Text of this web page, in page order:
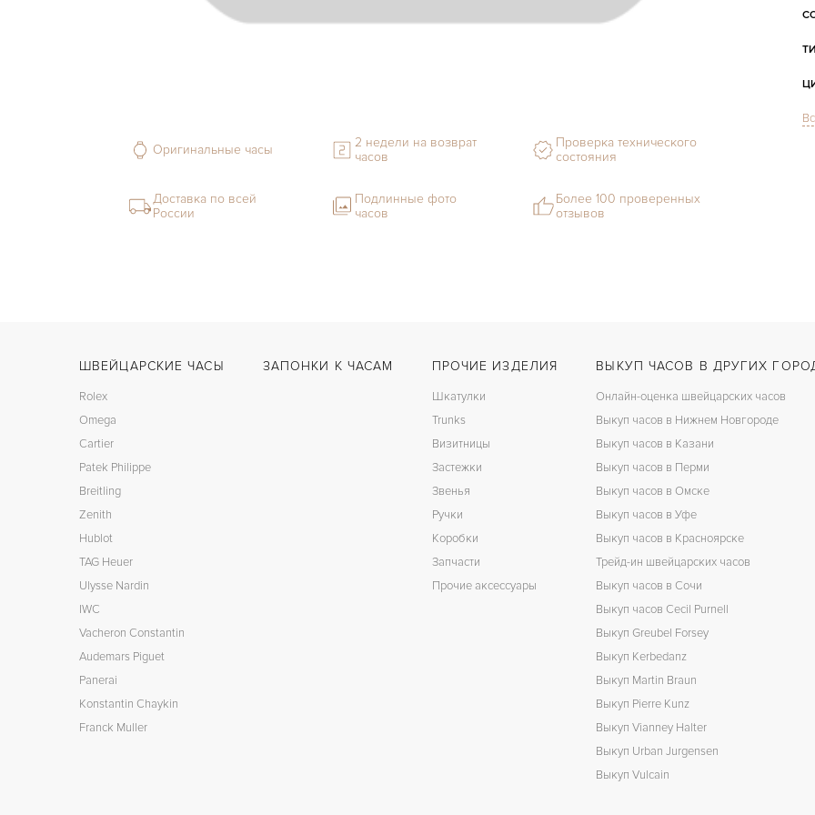
Оригинальные часы
2 недели на возврат
часов
Проверка технического
состояния
Доставка по всей
России
Подлинные фото
часов
Более 100 проверенных
отзывов
ШВЕЙЦАРСКИЕ ЧАСЫ
Rolex
Omega
Cartier
Patek Philippe
Breitling
Zenith
Hublot
TAG Heuer
Ulysse Nardin
IWC
Vacheron Constantin
Audemars Piguet
Panerai
Konstantin Chaykin
Franck Muller
ЗАПОНКИ К ЧАСАМ ПРОЧИЕ ИЗДЕЛИЯ
Шкатулки
Trunks
Визитницы
Застежки
Звенья
Ручки
Коробки
Запчасти
Прочие аксессуары
ВЫКУП ЧАСОВ В ДРУГИХ
Онлайн-оценка швейцарских часов
Выкуп часов в Нижнем Новгороде
Выкуп часов в Казани
Выкуп часов в Перми
Выкуп часов в Омске
Выкуп часов в Уфе
Выкуп часов в Красноярске
Трейд-ин швейцарских часов
Выкуп часов в Сочи
Выкуп часов Cecil Purnell
Выкуп Greubel Forsey
Выкуп Kerbedanz
Выкуп Martin Braun
Выкуп Pierre Kunz
Выкуп Vianney Halter
Выкуп Urban Jurgensen
Выкуп Vulcain